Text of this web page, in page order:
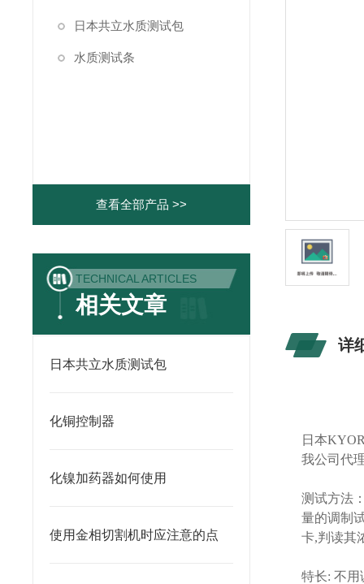
日本共立水质测试包
水质测试条
查看全部产品 >>
TECHNICAL ARTICLES
相关文章
日本共立水质测试包
化铜控制器
化镍加药器如何使用
使用金相切割机时应注意的点
详
日本
我公司代
测试方法
量的调制
卡,判读其
特长:不用